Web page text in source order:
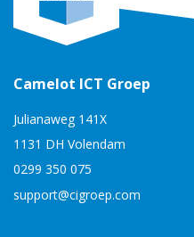
Camelot ICT Groep
Julianaweg 141X
1131 DH Volendam
0299 350 075
support@cigroep.com